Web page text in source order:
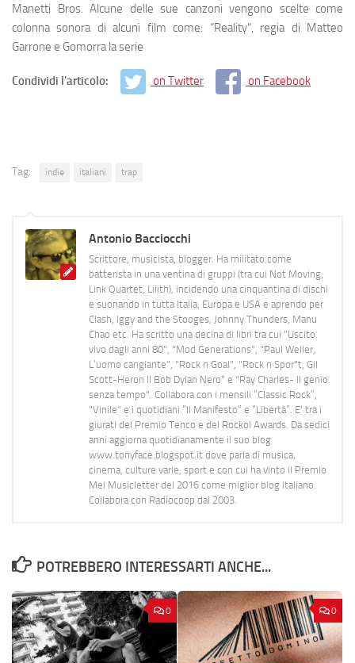
Manetti Bros. Alcune delle sue canzoni vengono scelte come
colonna sonora di alcuni film come: “Reality”, regia di Matteo
Garrone e Gomorra la serie
Condividi l'articolo: on Twitter on Facebook
Tag: indie italiani trap
Antonio Bacciocchi
Scrittore, musicista, blogger. Ha militato come
batterista in una ventina di gruppi (tra cui Not Moving,
Link Quartet, Lilith), incidendo una cinquantina di dischi
e suonando in tutta Italia, Europa e USA e aprendo per
Clash, Iggy and the Stooges, Johnny Thunders, Manu
Chao etc. Ha scritto una decina di libri tra cui "Uscito
vivo dagli anni 80", "Mod Generations", "Paul Weller,
L’uomo cangiante", "Rock n Goal", "Rock n Spor"t, Gil
Scott-Heron Il Bob Dylan Nero" e "Ray Charles- Il genio
senza tempo". Collabora con i mensili “Classic Rock”,
"Vinile" e i quotidiani “Il Manifesto” e “Libertà”. E' tra i
giurati del Premio Tenco e del Rockol Awards. Da sedici
anni aggiorna quotidianamente il suo blog
www.tonyface.blogspot.it dove parla di musica,
cinema, culture varie, sport e con cui ha vinto il Premio
Mei Musicletter del 2016 come miglior blog italiano.
Collabora con Radiocoop dal 2003.
POTREBBERO INTERESSARTI ANCHE...
0 0